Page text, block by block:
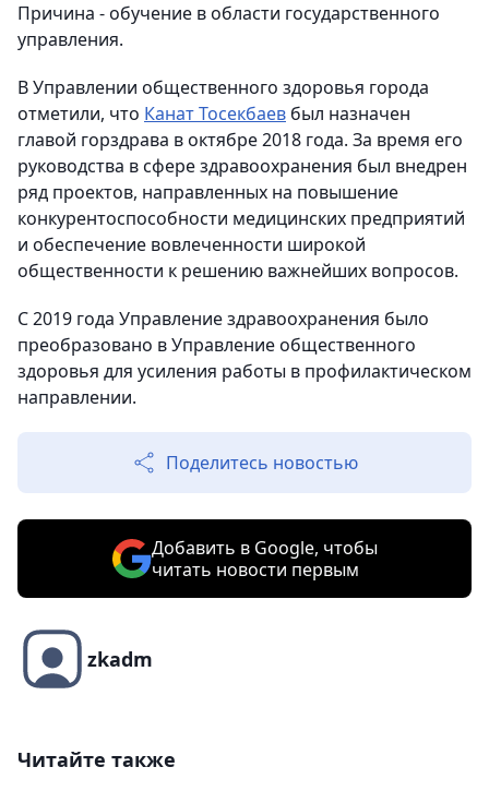
Причина - обучение в области государственного
управления.
В Управлении общественного здоровья города
отметили, что Канат Тосекбаев был назначен
главой горздрава в октябре 2018 года. За время его
руководства в сфере здравоохранения был внедрен
ряд проектов, направленных на повышение
конкурентоспособности медицинских предприятий
и обеспечение вовлеченности широкой
общественности к решению важнейших вопросов.
С 2019 года Управление здравоохранения было
преобразовано в Управление общественного
здоровья для усиления работы в профилактическом
направлении.
Поделитесь новостью
Добавить в Google, чтобы
читать новости первым
zkadm
Читайте также